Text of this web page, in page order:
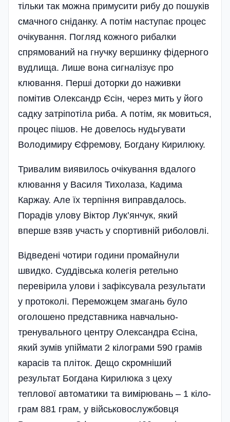
тільки так можна примусити рибу до пошуків
смачного сніданку. А потім наступає процес
очікування. Погляд кожного рибалки
спрямований на гнучку вершинку фідерного
вудлища. Лише вона сигналізує про
клювання. Перші доторки до наживки
помітив Олександр Єсін, через мить у його
садку затріпотіла риба. А потім, як мовиться,
процес пішов. Не довелось нудьгувати
Володимиру Єф­ремову, Богдану Кирилюку.
Тривалим виявилось очікування вдалого
клювання у Василя Тихолаза, Кадима
Каржау. Але їх терпіння виправдалось.
Порадів улову Віктор Лук’янчук, який
вперше взяв участь у спортивній риболовлі.
Відведені чотири години промайнули
швидко. Суддівська колегія ретельно
перевірила улови і зафіксувала результати
у протоколі. Переможцем змагань було
оголошено представника навчально-
тренувального центру Олександра Єсіна,
який зумів упіймати 2 кілограми 590 грамів
карасів та пліток. Дещо скромніший
результат Богдана Кирилюка з цеху
теплової автома­тики та вимірювань – 1 кіло­
грам 881 грам, у військовослужбовця